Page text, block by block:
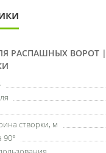
РАСПАШНЫХ ВОРОТ
створки, м
90°